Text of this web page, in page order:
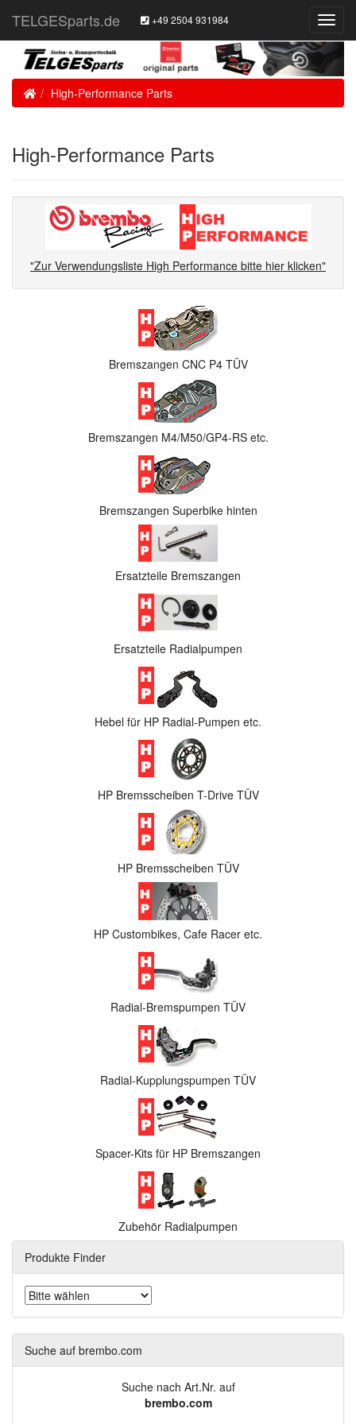
TELGESparts.de +49 2504 931984
HomeHigh-Performance Parts
High-Performance Parts
"Zur Verwendungsliste High Performance bitte hier klicken"
Bremszangen CNC P4 TÜV
Bremszangen M4/M50/GP4-RS etc.
Bremszangen Superbike hinten
Ersatzteile Bremszangen
Ersatzteile Radialpumpen
Hebel für HP Radial-Pumpen etc.
HP Bremsscheiben T-Drive TÜV
HP Bremsscheiben TÜV
HP Custombikes, Cafe Racer etc.
Radial-Bremspumpen TÜV
Radial-Kupplungspumpen TÜV
Spacer-Kits für HP Bremszangen
Zubehör Radialpumpen
Produkte Finder
Suche auf brembo.com
Suche nach Art.Nr. auf
brembo.com